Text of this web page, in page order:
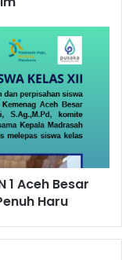
1 Aceh Besar
Haru